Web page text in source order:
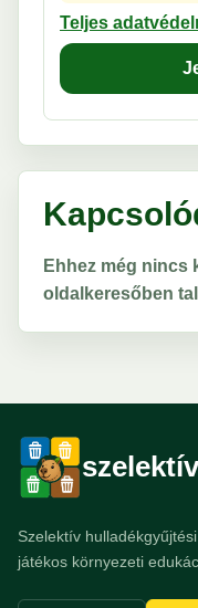
Teljes
Ehhez még nincs
oldalkeresőben
Szelektív
játékos környezeti